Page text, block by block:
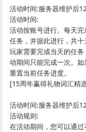
活动时间:服务器维护后
活动时间:
活动按账号进行。每天
任务，并据此进行，共十
玩家需要完成当天的任
动期间只能完成一次。
重置当前任务进度。
[15周年赢得礼物词汇精
活动时间:服务器维护后
活动规则:
在活动期间，您可以通